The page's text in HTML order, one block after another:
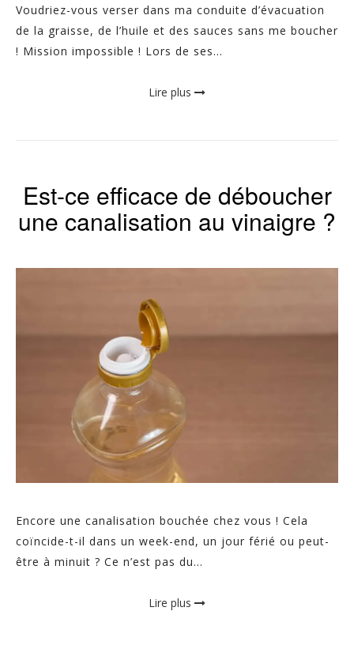
Voudriez-vous verser dans ma conduite d’évacuation
de la graisse, de l’huile et des sauces sans me boucher
! Mission impossible ! Lors de ses...
Lire plus
Est-ce efficace de déboucher
une canalisation au vinaigre ?
Encore une canalisation bouchée chez vous ! Cela
coïncide-t-il dans un week-end, un jour férié ou peut-
être à minuit ? Ce n’est pas du...
Lire plus